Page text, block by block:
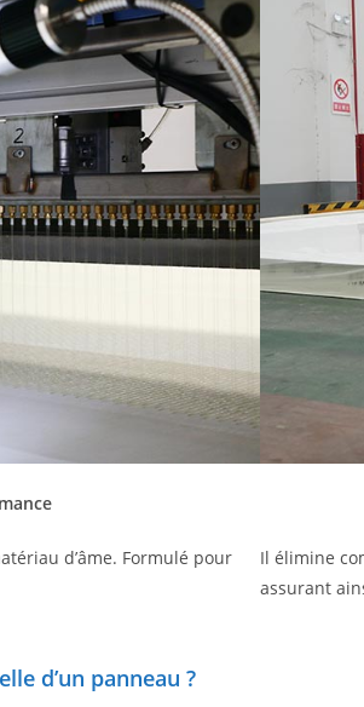
d’âme. Formulé pour
Il élimine
assurant
d’un panneau ?